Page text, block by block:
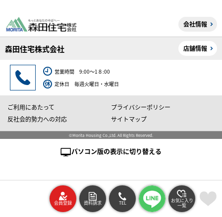
会社情報
森田住宅株式会社 店舗情報
営業時間 9:00～1８:00
定休日 毎週火曜日・水曜日
ご利用にあたって
プライバシーポリシー
反社会的勢力への対応
サイトマップ
©Morita Housing Co.,Ltd. All Rights Reserved.
パソコン版の表示に切り替える
会員登録 資料請求 TEL お気に入り
一覧